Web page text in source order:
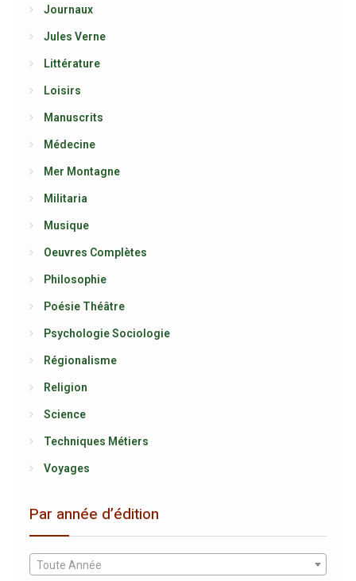
Journaux
Jules Verne
Littérature
Loisirs
Manuscrits
Médecine
Mer Montagne
Militaria
Musique
Oeuvres Complètes
Philosophie
Poésie Théâtre
Psychologie Sociologie
Régionalisme
Religion
Science
Techniques Métiers
Voyages
Par année d’édition
Toute Année